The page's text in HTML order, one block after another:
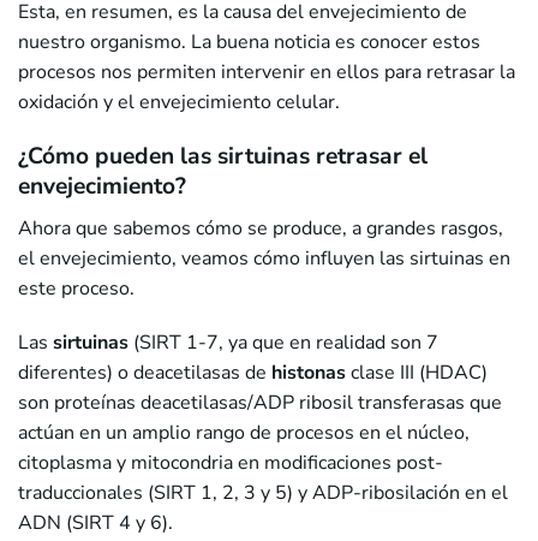
Esta, en resumen, es la causa del envejecimiento de
nuestro organismo. La buena noticia es conocer estos
procesos nos permiten intervenir en ellos para retrasar la
oxidación y el envejecimiento celular.
¿Cómo pueden las sirtuinas retrasar el
envejecimiento?
Ahora que sabemos cómo se produce, a grandes rasgos,
el envejecimiento, veamos cómo influyen las sirtuinas en
este proceso.
Las sirtuinas (SIRT 1-7, ya que en realidad son 7
diferentes) o deacetilasas de histonasclase III (HDAC)
son proteínas deacetilasas/ADP ribosil transferasas que
actúan en un amplio rango de procesos en el núcleo,
citoplasma y mitocondria en modificaciones post-
traduccionales (SIRT 1, 2, 3 y 5) y ADP-ribosilación en el
ADN (SIRT 4 y 6).